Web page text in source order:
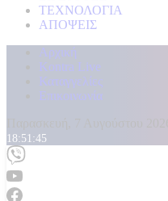
ΤΕΧΝΟΛΟΓΙΑ
ΑΠΟΨΕΙΣ
Αρχική
Kontra Live
Καταγγελίες
Επικοινωνία
18:51:48